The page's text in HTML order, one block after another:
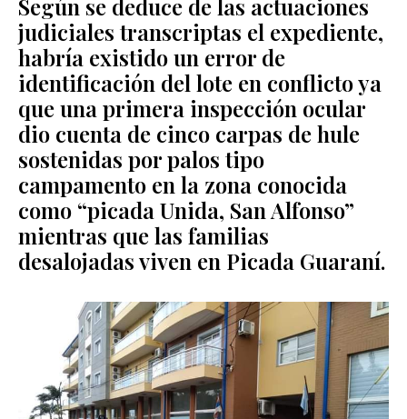
Según se deduce de las actuaciones
judiciales transcriptas el expediente,
habría existido un error de
identificación del lote en conflicto ya
que una primera inspección ocular
dio cuenta de cinco carpas de hule
sostenidas por palos tipo
campamento en la zona conocida
como “picada Unida, San Alfonso”
mientras que las familias
desalojadas viven en Picada Guaraní.